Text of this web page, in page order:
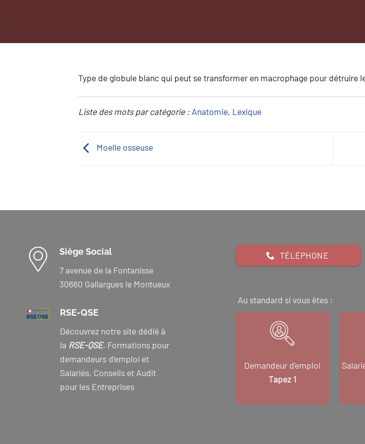
Type de globule blanc qui peut se transformer en macrophage pour détruire
Liste des mots par catégorie : Anatomie, Lexique
Moelle osseuse
Siège Social
7 avenue de la Fontanisse
30660 Gallargues le Montueux
RSE-QSE
Découvrez notre site dédié à
la RSE-QSE. Formations pour
demandeurs d’emploi et
Salariés, Conseils et Audit
pour les Entreprises
TÉLÉPHONE
Au standard si vous êtes :
Demandeur d’emploi
Tapez 1